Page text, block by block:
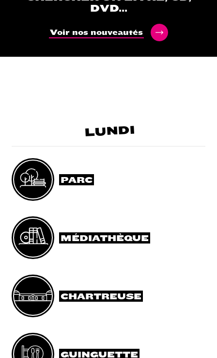
DVD...
Voir nos nouveautés
LUNDI
PARC
MÉDIATHÈQUE
CHARTREUSE
GUINGUETTE